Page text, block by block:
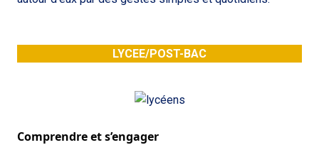
LYCEE/POST-BAC
Comprendre et s’engager